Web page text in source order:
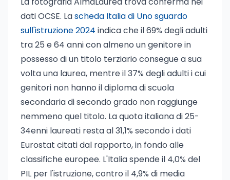
dati OCSE. Lascheda Italia di Uno sguardo
sull'istruzione 2024 indica che il 69% degli adulti
tra 25 e 64 anni con almeno un genitore in
possesso di un titolo terziario consegue a sua
volta una laurea, mentre il 37% degli adulti i cui
genitori non hanno il diploma di scuola
secondaria di secondo grado non raggiunge
nemmeno quel titolo. La quota italiana di 25-
34enni laureati resta al 31,1% secondo i dati
Eurostat citati dal rapporto, in fondo alle
classifiche europee. L'Italia spende il 4,0% del
PIL per l'istruzione, contro il 4,9% di media